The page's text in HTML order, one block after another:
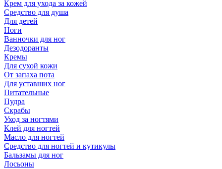
Крем для ухода за кожей
Средство для душа
Для детей
Ноги
Ванночки для ног
Дезодоранты
Кремы
Для сухой кожи
От запаха пота
Для уставших ног
Питательные
Пудра
Скрабы
Уход за ногтями
Клей для ногтей
Масло для ногтей
Средство для ногтей и кутикулы
Бальзамы для ног
Лосьоны